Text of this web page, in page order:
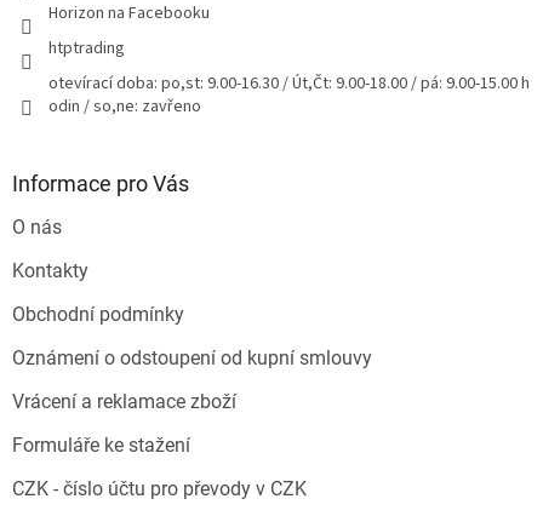
Horizon na Facebooku
htptrading
otevírací doba: po,st: 9.00-16.30 / Út,Čt: 9.00-18.00 / pá: 9.00-15.00 h
odin / so,ne: zavřeno
Informace pro Vás
O nás
Kontakty
Obchodní podmínky
Oznámení o odstoupení od kupní smlouvy
Vrácení a reklamace zboží
Formuláře ke stažení
CZK - číslo účtu pro převody v CZK